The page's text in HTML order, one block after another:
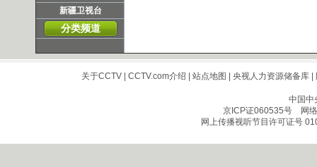
新疆卫视台
分类频道
关于CCTV| CCTV.com介绍 站点地图 央视人力资源储备库|
中国中
京ICP证060535号网络
网上传播视听节目许可证号